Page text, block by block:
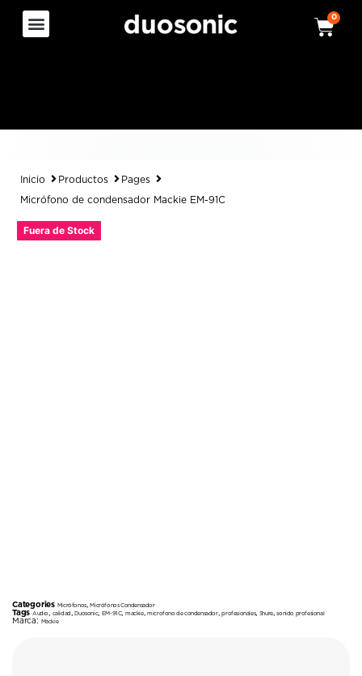
0
Inicio Productos Pages
Micrófono de condensador Mackie EM-91C
Fuera de Stock
Categories Micrófonos,Micrófonos Condensador
Tags Audio calidad ,Duosonic, EM-91C,mackie,microfono de condensador,profesionales, Shure,sonido profesional
Marca: Mackie